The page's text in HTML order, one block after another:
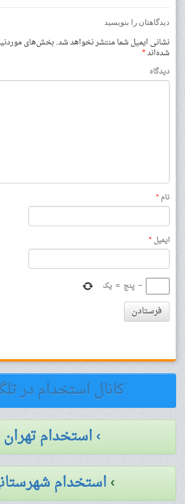
دیدگاهتان را بنویسید
نشانی ایمیل شما منتشر نخواهد شد.بخش‌های
شده‌اند*
دیدگاه
نام*
ایمیل*
− پنج = یک
فرستادن
کانال استخدام در
› استخدام تهران
›استخدام